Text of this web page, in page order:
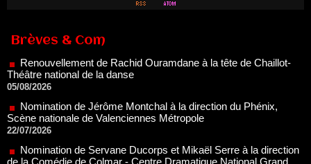
Brèves & Com
Théâtre national de la danse
Nomination de Jérôme Montchal à la direction du Phénix,
Scène nationale de Valenciennes Métropole
Nomination de Servane Ducorps et Mikaël Serre à la direction
de la Comédie de Colmar - Centre Dramatique National Grand
07/07/2026